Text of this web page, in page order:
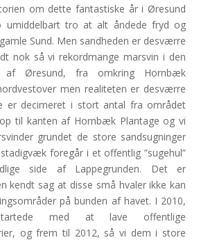
om dette fantastiske år i Øresund
umiddelbart tro at alt åndede fryd og
Sund. Men sandheden er desværre
nok så vi rekordmange marsvin i den
af Øresund, fra omkring Hornbæk
men realiteten er desværre
er decimeret i stort antal fra området
til kanten af Hornbæk Plantage og vi
grundet de store sandsugninger
foregår i et offentlig ”sugehul”
side af Lappegrunden. Det er
kendt sag at disse små hvaler ikke kan
på bunden af havet. I 2010,
med at lave offentlige
og frem til 2012, så vi dem i store